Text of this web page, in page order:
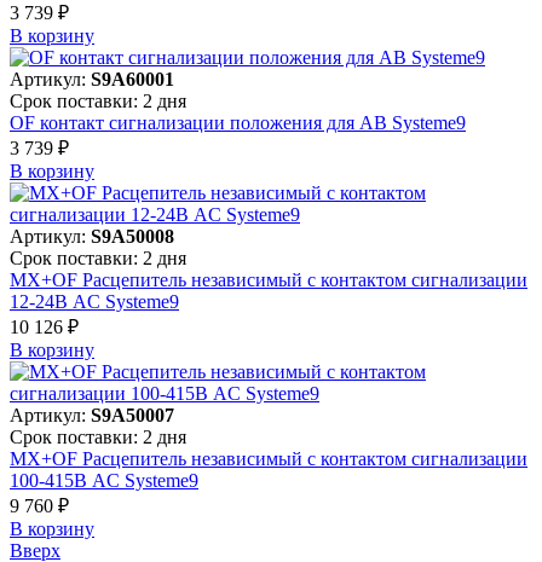
3 739 ₽
В корзинy
Артикул: S9A60001
Срок поставки: 2 дня
OF контакт сигнализации положения для АВ Systeme9
3 739 ₽
В корзинy
Артикул: S9A50008
Срок поставки: 2 дня
MX+OF Расцепитель независимый с контактом сигнализации
12-24В AC Systeme9
10 126 ₽
В корзинy
Артикул: S9A50007
Срок поставки: 2 дня
MX+OF Расцепитель независимый с контактом сигнализации
100-415В AC Systeme9
9 760 ₽
В корзинy
Вверх